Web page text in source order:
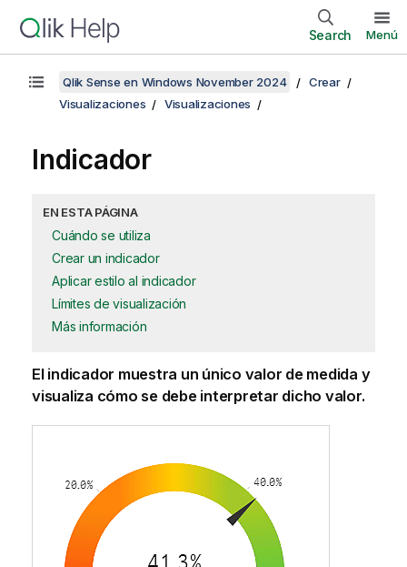
Search Menú
Qlik Sense en Windows November 2024
Crear
Visualizaciones
Visualizaciones
Indicador
EN ESTA PÁGINA
Cuándo se utiliza
Crear un indicador
Aplicar estilo al indicador
Límites de visualización
Más información
El indicador muestra un único valor de medida y
visualiza cómo se debe interpretar dicho valor.